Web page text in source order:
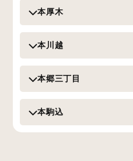
本厚木
本川越
本郷三丁目
本駒込